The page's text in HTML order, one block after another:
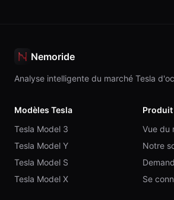
Nemoride
Analyse intelligente du marché Tesla
Modèles Tesla
Tesla Model 3
Tesla Model Y
Tesla Model S
Tesla Model X
Produit
Vue du
Notre
Se